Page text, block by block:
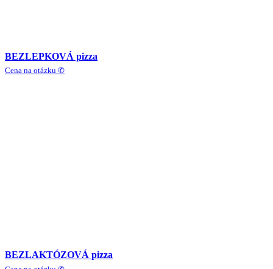
BEZLEPKOVÁ pizza
Cena na otázku ✆
BEZLAKTÓZOVÁ pizza